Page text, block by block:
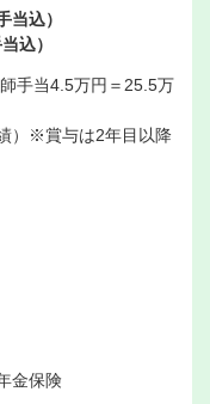
当込）
込）
手当4.5万円＝25.5万
）※賞与は2年目以降
金保険